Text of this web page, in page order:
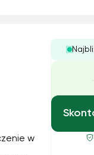
w